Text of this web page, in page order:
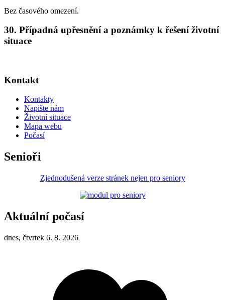
Bez časového omezení.
30. Případná upřesnění a poznámky k řešení životní
situace
Kontakt
Kontakty
Napište nám
Životní situace
Mapa webu
Počasí
Senioři
Zjednodušená verze stránek nejen pro seniory
Aktuální počasí
dnes, čtvrtek 6. 8. 2026